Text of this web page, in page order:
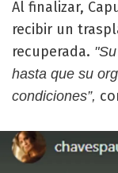
Al finalizar,
recibir un
recuperada.
hasta que su
condiciones”,